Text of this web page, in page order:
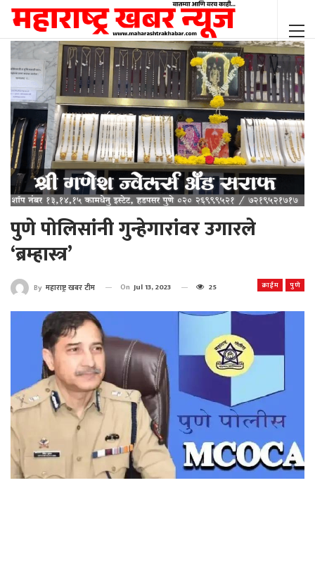
पुणे पोलिसांनी गुन्हेगारांवर उगारले
‘ब्रम्हास्त्र’
क्राईम पुणे
By महाराष्ट्र खबर टीम On Jul 13, 2023 25